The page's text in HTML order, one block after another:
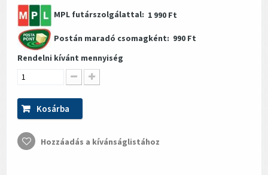
MPL futárszolgálattal: 1 990 Ft
Postán maradó csomagként: 990 Ft
Rendelni kívánt mennyiség
Kosárba
Hozzáadás a kívánságlistához